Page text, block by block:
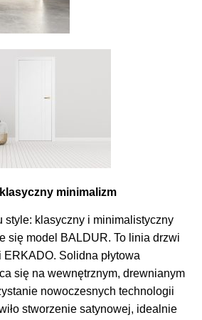
minimalizm
style: klasyczny i minimalistyczny
się model BALDUR. To linia drzwi
ERKADO. Solidna płytowa
się na wewnętrznym, drewnianym
nowoczesnych technologii
stworzenie satynowej, idealnie